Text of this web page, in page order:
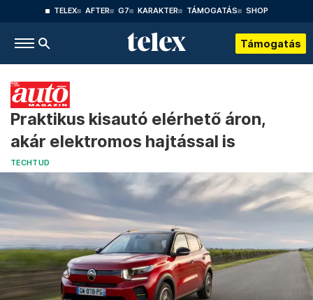
TELEX AFTER G7 KARAKTER TÁMOGATÁS SHOP
Támogatás
Praktikus kisautó elérhető áron,
akár elektromos hajtással is
TECHTUD